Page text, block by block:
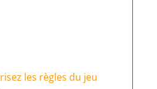
les règles du jeu